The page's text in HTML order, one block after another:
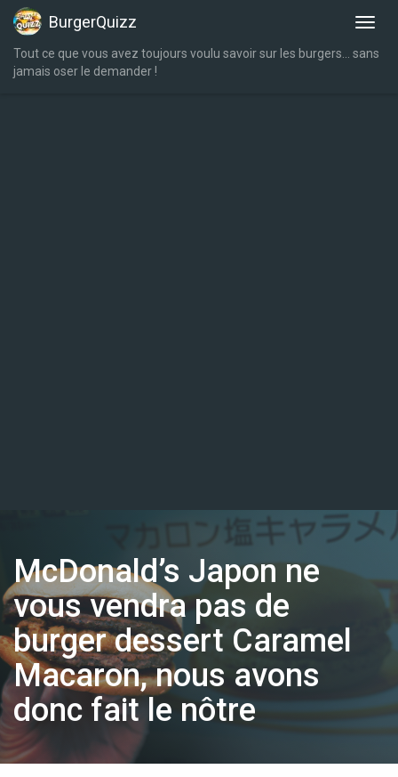
BurgerQuizz
Tout ce que vous avez toujours voulu savoir sur les burgers… sans
jamais oser le demander !
McDonald’s Japon ne
vous vendra pas de
burger dessert Caramel
Macaron, nous avons
donc fait le nôtre